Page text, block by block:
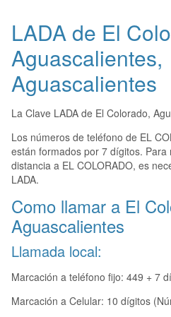
LADA de El
Aguascalientes,
Aguascalientes
La Clave LADA de El Colorado,
Los números de teléfono de EL
están formados por 7 dígitos.
distancia a EL COLORADO, es
LADA.
Como llamar a El
Aguascalientes
Llamada local:
Marcación a teléfono fijo: 449 + 7
Marcación a Celular: 10 dígitos